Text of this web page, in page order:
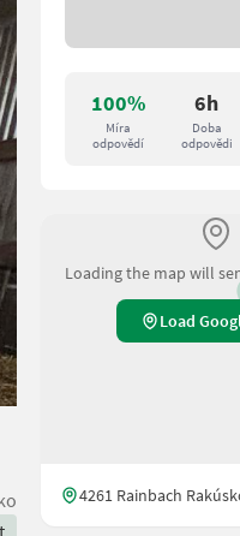
100%
Míra
odpovědí
6h
Doba
odpovědi
Loading the map will
Load
4261 Rainbach